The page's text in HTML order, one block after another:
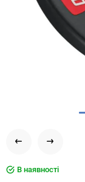
В наявності